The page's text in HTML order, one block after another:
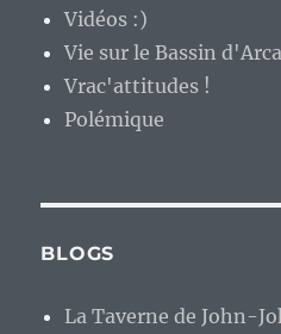
Vidéos :)
Vie sur le Bassin
Vrac'attitudes !
Polémique
BLOGS
La Taverne de John-